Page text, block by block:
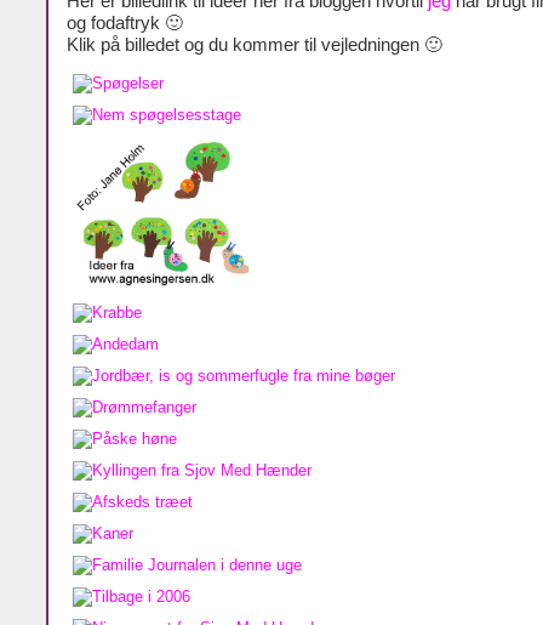
og fodaftryk 🙂
Klik på billedet og du kommer til vejledningen 🙂